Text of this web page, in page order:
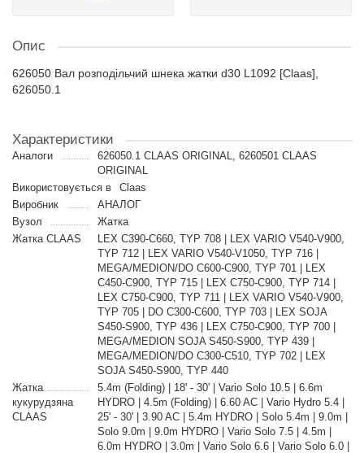
Опис
626050 Вал розподільчий шнека жатки d30 L1092 [Claas],
626050.1
Характеристики
Аналоги
626050.1 CLAAS ORIGINAL, 6260501 CLAAS
ORIGINAL
Використовується в
Claas
Виробник
АНАЛОГ
Вузол
Жатка
Жатка CLAAS
LEX C390-C660, TYP 708 | LEX VARIO V540-V900,
TYP 712 | LEX VARIO V540-V1050, TYP 716 |
MEGA/MEDION/DO C600-C900, TYP 701 | LEX
C450-C900, TYP 715 | LEX C750-C900, TYP 714 |
LEX C750-C900, TYP 711 | LEX VARIO V540-V900,
TYP 705 | DO C300-C600, TYP 703 | LEX SOJA
S450-S900, TYP 436 | LEX C750-C900, TYP 700 |
MEGA/MEDION SOJA S450-S900, TYP 439 |
MEGA/MEDION/DO C300-C510, TYP 702 | LEX
SOJA S450-S900, TYP 440
Жатка
кукурудзяна
CLAAS
5.4m (Folding) | 18' - 30' | Vario Solo 10.5 | 6.6m
HYDRO | 4.5m (Folding) | 6.60 AC | Vario Hydro 5.4 |
25' - 30' | 3.90 AC | 5.4m HYDRO | Solo 5.4m | 9.0m |
Solo 9.0m | 9.0m HYDRO | Vario Solo 7.5 | 4.5m |
6.0m HYDRO | 3.0m | Vario Solo 6.6 | Vario Solo 6.0 |